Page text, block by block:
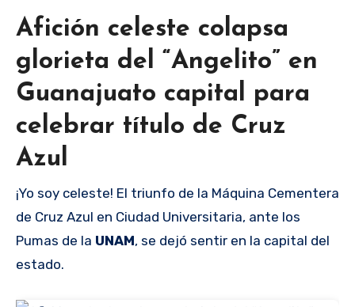
Afición celeste colapsa
glorieta del “Angelito” en
Guanajuato capital para
celebrar título de Cruz
Azul
¡Yo soy celeste! El triunfo de la Máquina Cementera
de Cruz Azul en Ciudad Universitaria, ante los
Pumas de la UNAM, se dejó sentir en la capital del
estado.